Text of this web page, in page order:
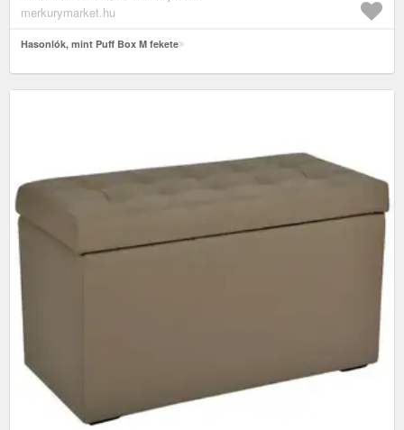
merkurymarket.hu
Hasonlók, mint Puff Box M fekete